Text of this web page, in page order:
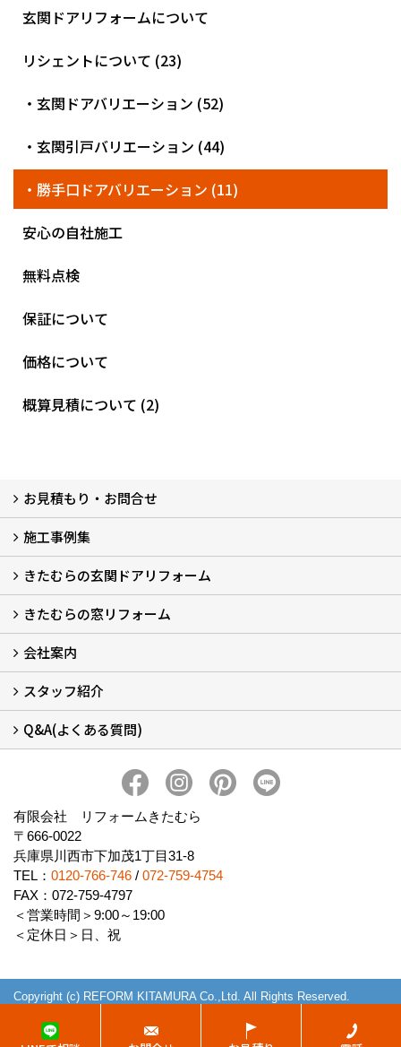
玄関ドアリフォームについて
リシェントについて (23)
・玄関ドアバリエーション (52)
・玄関引戸バリエーション (44)
・勝手口ドアバリエーション (11)
安心の自社施工
無料点検
保証について
価格について
概算見積について (2)
お見積もり・お問合せ
LINEで概算見積もり
チャットで質問
問い合わせフォームから
オンライン相談
電話で相談
無料現地調査をご希望の方
施工事例集
玄関ドアリフォーム
玄関引戸リフォーム
勝手口ドアリフォーム
窓リフォーム
きたむらの玄関ドアリフォーム
玄関ドアリフォームについて
リシェントについて (23)
・玄関ドアバリエーション (52)
・玄関引戸バリエーション (44)
・勝手口ドアバリエーション (11)
安心の自社施工
無料点検
保証について
価格について
概算見積について (2)
きたむらの窓リフォーム
窓リフォームについて (5)
・内窓設置-LIXILインプラス
・内窓設置-AGCまどまど
・窓交換
・エコガラス交換
・防犯・防災ガラス交換
会社案内
会社概要 (2)
ブログ
アクセス
施工エリア
施工までの流れ
SNSインフォメーション
チャット機能
オンライン打合わせ
補助金について (2)
スタッフ紹介
スタッフ紹介
Q&A(よくある質問)
有限会社 リフォームきたむら
〒666-0022
兵庫県川西市下加茂1丁目31-8
TEL： 0120-766-746 / 072-759-4754
FAX：072-759-4797
＜営業時間＞9:00～19:00
＜定休日＞日、祝
Copyright (c) REFORM KITAMURA Co.,Ltd. All Rights Reserved.